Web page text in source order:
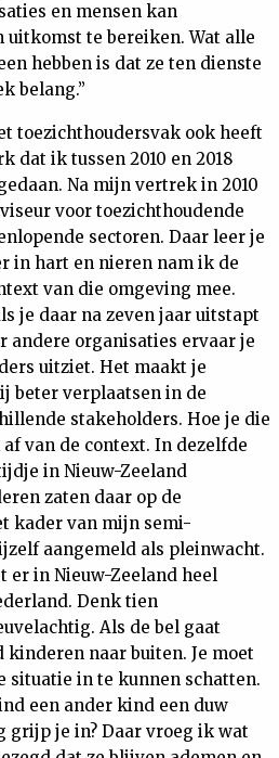
en mensen kan
uitkomst te bereiken. Wat alle
hebben is dat ze ten dienste
belang.”
toezichthoudersvak ook heeft
dat ik tussen 2010 en 2018
Na mijn vertrek in 2010
voor toezichthoudende
sectoren. Daar leer je
in hart en nieren nam ik de
van die omgeving mee.
je daar na zeven jaar uitstapt
andere organisaties ervaar je
uitziet. Het maakt je
beter verplaatsen in de
stakeholders. Hoe je die
van de context. In dezelfde
in Nieuw-Zeeland
zaten daar op de
kader van mijn semi-
aangemeld als pleinwacht.
er in Nieuw-Zeeland heel
Denk tien
Als de bel gaat
naar buiten. Je moet
situatie in te kunnen schatten.
een ander kind een duw
grijp je in? Daar vroeg ik wat